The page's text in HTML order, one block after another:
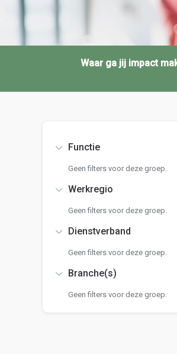
Waar ga jij impact
Functie
Geen filters voor deze groep.
Werkregio
Geen filters voor deze groep.
Dienstverband
Geen filters voor deze groep.
Branche(s)
Geen filters voor deze groep.